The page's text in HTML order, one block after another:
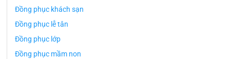
Đồng phục khách sạn
Đồng phục lễ tân
Đồng phục lớp
Đồng phục mầm non